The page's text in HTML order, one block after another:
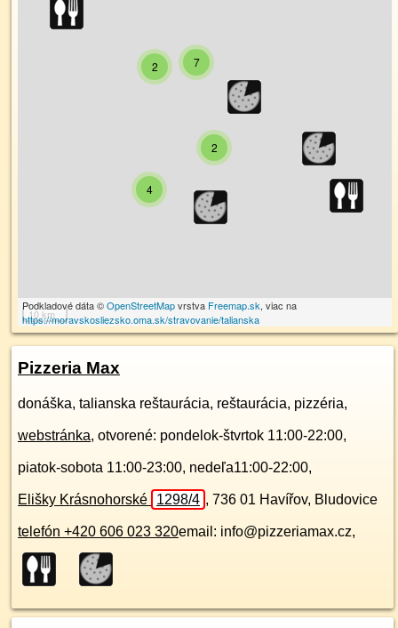
2
4
2
7
10 km
Podkladové dáta ©OpenStreetMapvrstva Freemap.sk, viac na
https://moravskosliezsko.oma.sk/stravovanie/talianska
Pizzeria Max
donáška, talianska reštaurácia, reštaurácia, pizzéria,
webstránka, otvorené: pondelok-štvrtok 11:00-22:00,
piatok-sobota 11:00-23:00, nedeľa11:00-22:00,
Elišky Krásnohorské 1298/4 , 736 01 Havířov, Bludovice
telefón +420 606 023 320email: info@pizzeriamax.cz,